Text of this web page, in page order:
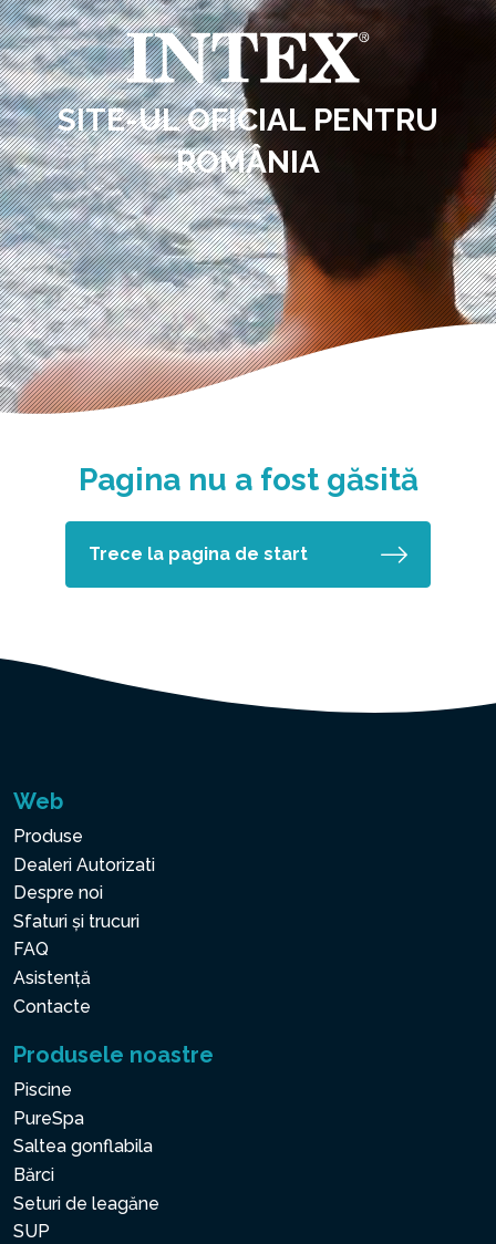
SITE-UL OFICIAL PENTRU
ROMÂNIA
Pagina nu a fost găsită
Trece la pagina de start
Web
Produse
Dealeri Autorizati
Despre noi
Sfaturi și trucuri
FAQ
Asistență
Contacte
Produsele noastre
Piscine
PureSpa
Saltea gonflabila
Bărci
Seturi de leagăne
SUP